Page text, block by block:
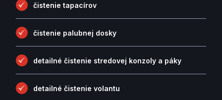
čistenie tapacírov
čistenie palubnej dosky
detailné čistenie stredovej konzoly a páky
detailné čistenie volantu